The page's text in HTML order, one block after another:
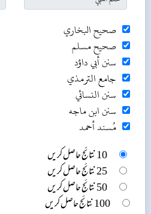
صحيح البخاري
صحيح مسلم
سنن أبي داؤد
جامع الترمذي
سنن النسائي
سنن ابن ماجه
مُسند أحمد
10 نتائج حاصل کریں
25 نتائج حاصل کریں
50 نتائج حاصل کریں
100 نتائج حاصل کریں